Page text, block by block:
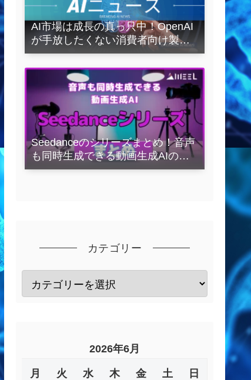
AI市場は成長の真っ只中！OpenAI
が手放したくない消費者向け製品
とは？
Seedanceのシリーズまとめ！音声
も同時生成できる動画生成AIの全
容を解説
カテゴリー
2026年6月
月 火 水 木 金 土 日